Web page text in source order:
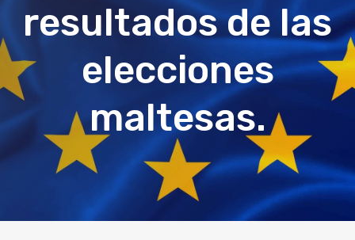
resultados de las
elecciones
maltesas.